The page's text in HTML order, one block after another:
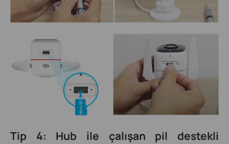
Tip 4: Hub ile çalışan pil destekli